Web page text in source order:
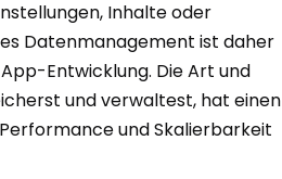
Inhalte oder
Datenmanagement ist daher
Entwicklung. Die Art und
und verwaltest, hat einen
und Skalierbarkeit